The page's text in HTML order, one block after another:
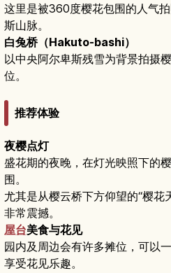
这里是被360度樱花包围的人气
斯山脉。
白兔桥（Hakuto-bashi）
以中央阿尔卑斯残雪为背景拍摄
位。
推荐体验
夜樱点灯
盛花期的夜晚，在灯光映照下的
围。
尤其是从樱云桥下方仰望的“樱花
非常震撼。
屋台美食与花见
园内及周边会有许多摊位，可以
享受花见乐趣。